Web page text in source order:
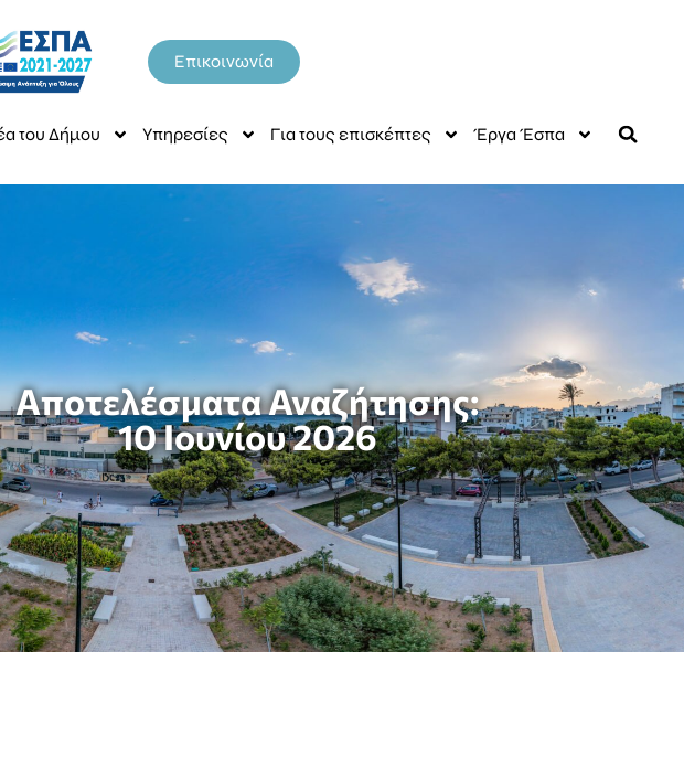
Επικοινωνία
του Δήμου Υπηρεσίες Για τους επισκέπτες Έργα Έσπα
Αποτελέσματα Αναζήτησης:
10 Ιουνίου 2026